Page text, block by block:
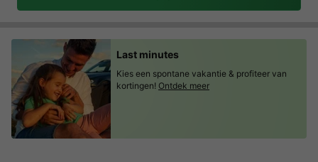
Last minutes
Kies een spontane vakantie & profiteer van
kortingen! Ontdek meer